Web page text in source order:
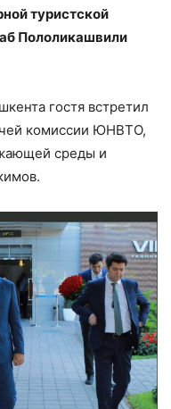
туристской
Пололикашвили
гостя встретил
комиссии ЮНВТО,
среды и